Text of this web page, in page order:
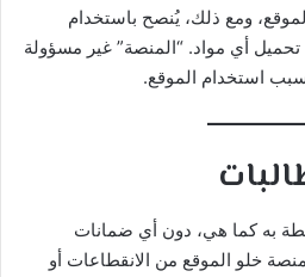
ومع ذلك، يُنصح باستخدام
أي مواد. “المنصة” غير مسؤولة
استخدام الموقع.
به كما هي، دون أي ضمانات
خلو الموقع من الانقطاعات أو